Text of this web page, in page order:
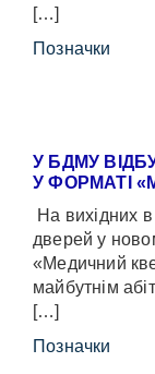
[…]
Позначки
У БДМУ
У ФОРМАТІ
На вихідних
дверей у
«Медичний
майбутнім
[…]
Позначки